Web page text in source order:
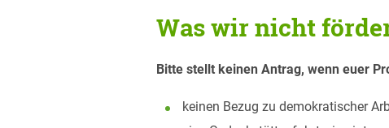
Was wir nicht
Bitte stellt keinen Antrag, wenn euer
keinen Bezug zu demokratischer